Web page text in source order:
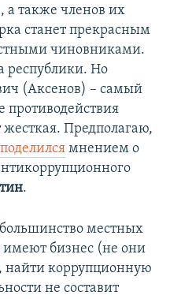
а также членов их
станет прекрасным
чиновниками.
республики. Но
(Аксенов) – самый
противодействия
жесткая. Предполагаю,
поделился мнением о
.
местных
имеют бизнес (не они
найти коррупционную
не составит